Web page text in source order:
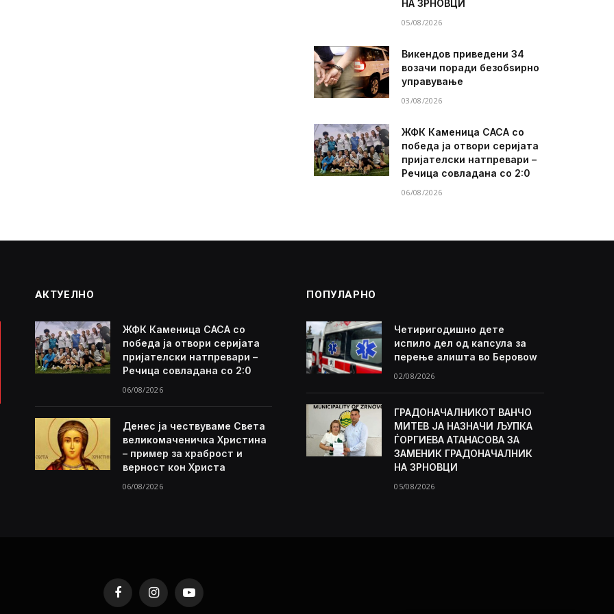
НА ЗРНОВЦИ
05/08/2026
Викендов приведени 34
возачи поради безобѕирно
управување
03/08/2026
ЖФК Каменица САСА со
победа ја отвори серијата
пријателски натпревари –
Речица совладана со 2:0
06/08/2026
АКТУЕЛНО
ЖФК Каменица САСА со
победа ја отвори серијата
пријателски натпревари –
Речица совладана со 2:0
06/08/2026
Денес ја чествуваме Света
великомаченичка Христина
– пример за храброст и
верност кон Христа
06/08/2026
ПОПУЛАРНО
Четиригодишно дете
испило дел од капсула за
перење алишта во Беровоw
02/08/2026
ГРАДОНАЧАЛНИКОТ ВАНЧО
МИТЕВ ЈА НАЗНАЧИ ЉУПКА
ЃОРГИЕВА АТАНАСОВА ЗА
ЗАМЕНИК ГРАДОНАЧАЛНИК
НА ЗРНОВЦИ
05/08/2026
FacebookInstagramYouTube